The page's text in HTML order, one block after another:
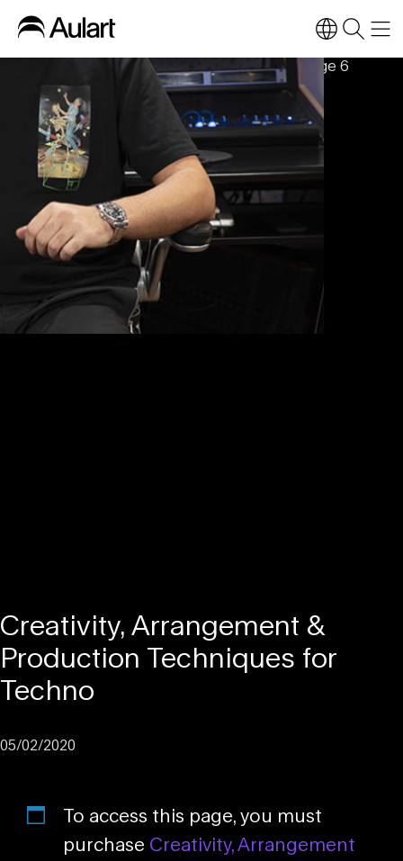
Blog
Content Type» Music Production Page 6
Creativity, Arrangement &
Production Techniques for
Techno
05/02/2020
To access this page, you must
purchase Creativity, Arrangement